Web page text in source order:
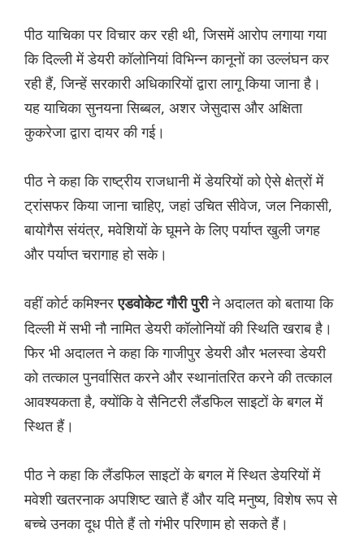
पीठ याचिका पर विचार कर रही थी, जिसमें आरोप लगाया गया
कि दिल्ली में डेयरी कॉलोनियां विभिन्न कानूनों का उल्लंघन कर
रही हैं, जिन्हें सरकारी अधिकारियों द्वारा लागू किया जाना है।
यह याचिका सुनयना सिब्बल, अशर जेसुदास और अक्षिता
कुकरेजा द्वारा दायर की गई।
पीठ ने कहा कि राष्ट्रीय राजधानी में डेयरियों को ऐसे क्षेत्रों में
ट्रांसफर किया जाना चाहिए, जहां उचित सीवेज, जल निकासी,
बायोगैस संयंत्र, मवेशियों के घूमने के लिए पर्याप्त खुली जगह
और पर्याप्त चरागाह हो सके।
वहीं कोर्ट कमिश्नर एडवोकेट गौरी पुरीने अदालत को बताया कि
दिल्ली में सभी नौ नामित डेयरी कॉलोनियों की स्थिति खराब है।
फिर भी अदालत ने कहा कि गाजीपुर डेयरी और भलस्वा डेयरी
को तत्काल पुनर्वासित करने और स्थानांतरित करने की तत्काल
आवश्यकता है, क्योंकि वे सैनिटरी लैंडफिल साइटों के बगल में
स्थित हैं।
पीठ ने कहा कि लैंडफिल साइटों के बगल में स्थित डेयरियों में
मवेशी खतरनाक अपशिष्ट खाते हैं और यदि मनुष्य, विशेष रूप से
बच्चे उनका दूध पीते हैं तो गंभीर परिणाम हो सकते हैं।